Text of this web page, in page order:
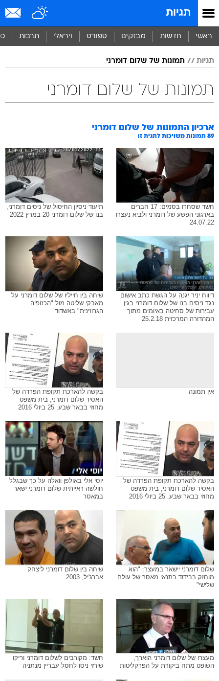
תגיות
ראשי חדשות מבזקים ספורט ויראלי תרבות
תגיות תמונות של שלום דומרני
תמונות של שלום דומרני
ארכיון התמונות של שלום דומרני
89 תמונות משויכות לתגית זו
חשד שסחרו בסמים: 17 חברים
בארגוני הפשע של דומרני ולביא נעצרו
24.07.22
תיעוד ניסיון החיסול של ניסים דומרני,
בנו של שלום דומרני 20 במרץ 2022
דיווח יניר יגנה על הגשת כתב אישום
נגד ניסים בנו של שלום דומרני בגין
עבירות של סחיטה באיומים מתוך
המהדורה המרכזית 25.2.18
שיחה בין חייליו של שלום דומרני על
מאבקי שליטה מול "הכנופיה
הגרוזינית" באשדוד
אין תמונה
בקשה להארכת תקופת הפרדה של
האסיר שלום דומרני, בית משפט
מחוזי בבאר שבע. 25 ביולי 2016
בקשה להארכת תקופת הפרדה של
האסיר שלום דומרני, בית משפט
מחוזי בבאר שבע. 25 ביולי 2016
יוסי אלי באולפן וואלה על כך שבגלל
חולשה ראייתית שלום דומרני ישאר
במאסר
שלום דומרני יישאר במעצר: "הוא
מוחזק בבידוד בתנאי מאסר של עולם
שלישי"
שיחה בין שלום דומרני ליצחק
אברג'יל, 2003
מעצרו של שלום דומרני הוארך,
השופט מתח ביקורת על הפרקליטות
חשד: מקורבים לשלום דומרני וריקו
שירזי ניסו לחסל עבריין מנתניה